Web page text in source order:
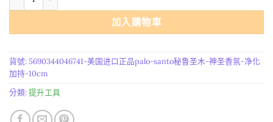
加入購物車
貨號:5690344046741-美国进口正品palo-santo秘鲁圣木-神圣香氛-净化
加持-10cm
分類:提升工具